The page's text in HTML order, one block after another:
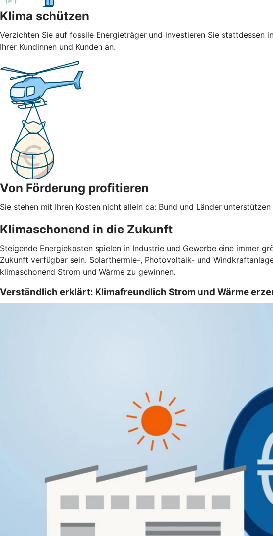
Klima schützen
Verzichten Sie auf fossile Energieträger und investieren Sie stattdessen
Ihrer Kundinnen und Kunden an.
Von Förderung profitieren
Sie stehen mit Ihren Kosten nicht allein da: Bund und Länder
Klimaschonend in die Zukunft
Steigende Energiekosten spielen in Industrie und Gewerbe eine immer
Zukunft verfügbar sein. Solarthermie-, Photovoltaik- und
klimaschonend Strom und Wärme zu gewinnen.
Verständlich erklärt: Klimafreundlich Strom und Wärme